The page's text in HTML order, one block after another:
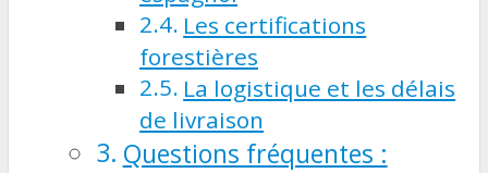
Les certifications
forestières
La logistique et les délais
de livraison
Questions fréquentes :